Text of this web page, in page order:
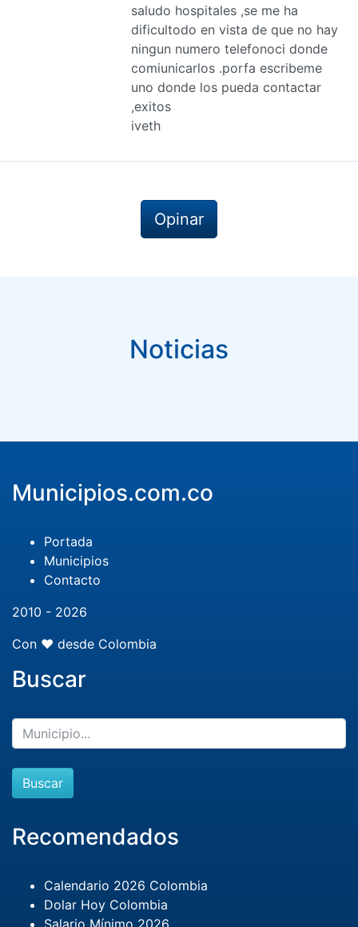
saludo hospitales ,se me ha
dificultodo en vista de que no hay
ningun numero telefonoci donde
comiunicarlos .porfa escribeme
uno donde los pueda contactar
,exitos
iveth
Opinar
Noticias
Municipios.com.co
Portada
Municipios
Contacto
2010 - 2026
Con ❤️ desde Colombia
Buscar
Buscar
Recomendados
Calendario 2026 Colombia
Dolar Hoy Colombia
Salario Mínimo 2026